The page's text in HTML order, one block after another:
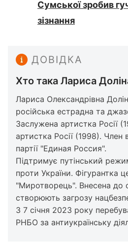
Сумської зробив
зізнання
ДОВІДКА
Хто така Лариса
Лариса Олександрівна
російська естрадна та
Заслужена артистка Росії
артистка Росії (1998). Член
партії "Единая Россия".
Підтримує путінський
проти України. Фігурантка
"Миротворець". Внесена до
створюють загрозу
З 7 січня 2023 року
РНБО за антиукраїнську